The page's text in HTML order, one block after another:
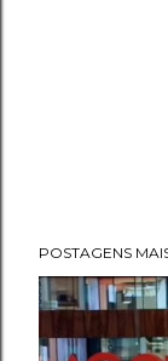
POSTAGENS